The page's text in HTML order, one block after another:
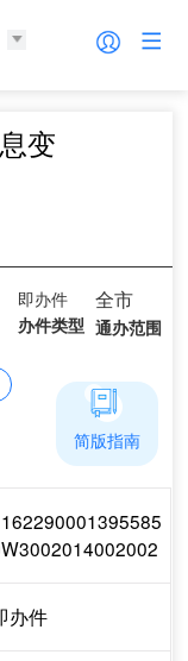
变
即办件
办件类型
全市
通办范围
办件
简版指南